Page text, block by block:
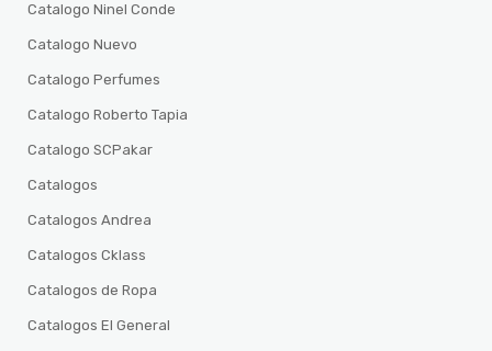
Catalogo Ninel Conde
Catalogo Nuevo
Catalogo Perfumes
Catalogo Roberto Tapia
Catalogo SCPakar
Catalogos
Catalogos Andrea
Catalogos Cklass
Catalogos de Ropa
Catalogos El General